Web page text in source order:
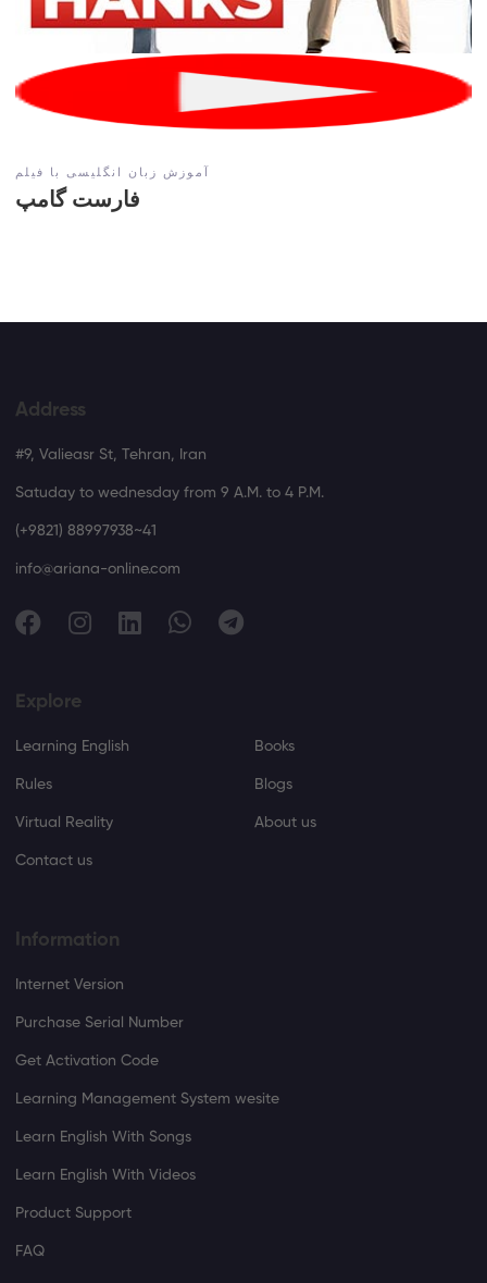
آموزش زبان انگلیسی با فیلم
فارست گامپ
Address
#9, Valieasr St, Tehran, Iran
Satuday to wednesday from 9 A.M. to 4 P.M.
(+9821) 88997938~41
info@ariana-online.com
Explore
Learning English Books
Rules Blogs
Virtual Reality About us
Contact us
Information
Internet Version
Purchase Serial Number
Get Activation Code
Learning Management System wesite
Learn English With Songs
Learn English With Videos
Product Support
FAQ